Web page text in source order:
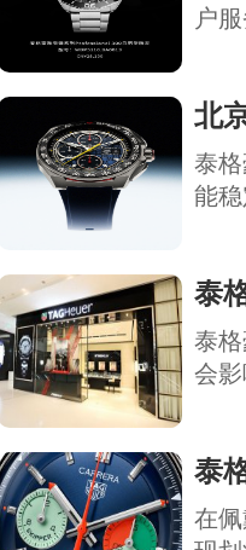
户
北
泰
能
泰
泰
会
泰
在